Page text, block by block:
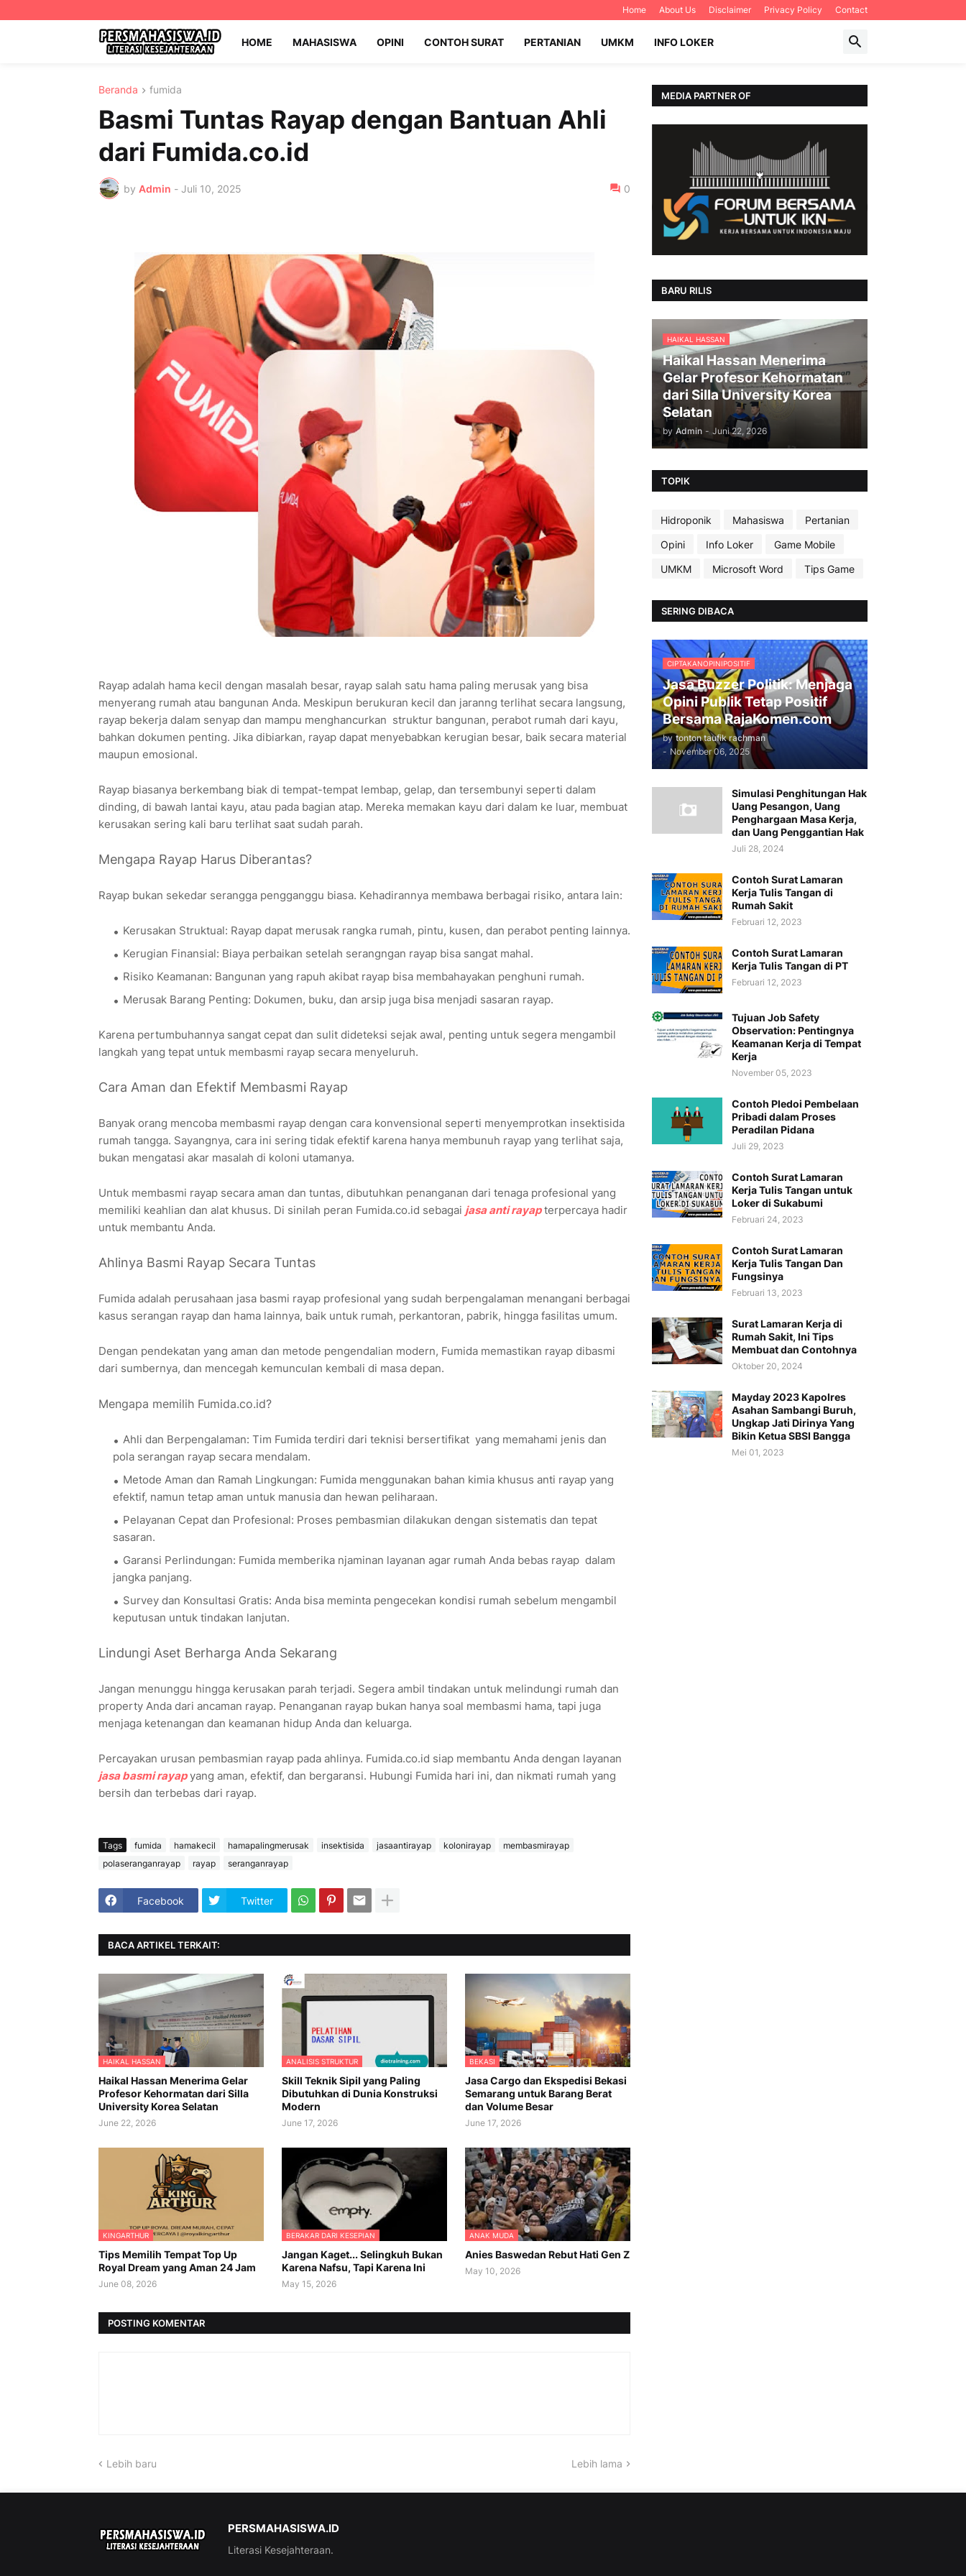
Home About Us Disclaimer Privacy Policy Contact
HOME MAHASISWA OPINI CONTOH SURAT PERTANIAN UMKM INFO LOKER
Beranda fumida
Basmi Tuntas Rayap dengan Bantuan Ahli
dari Fumida.co.id
by Admin - Juli 10, 2025 0
Rayap adalah hama kecil dengan masalah besar, rayap salah satu hama paling merusak yang bisa
menyerang rumah atau bangunan Anda. Meskipun berukuran kecil dan jaranng terlihat secara langsung,
rayap bekerja dalam senyap dan mampu menghancurkan struktur bangunan, perabot rumah dari kayu,
bahkan dokumen penting. Jika dibiarkan, rayap dapat menyebabkan kerugian besar, baik secara material
maupun emosional.
Rayap biasanya berkembang biak di tempat-tempat lembap, gelap, dan tersembunyi seperti dalam
dinding, di bawah lantai kayu, atau pada bagian atap. Mereka memakan kayu dari dalam ke luar, membuat
kerusakan sering kali baru terlihat saat sudah parah.
Mengapa Rayap Harus Diberantas?
Rayap bukan sekedar serangga pengganggu biasa. Kehadirannya membawa berbagai risiko, antara lain:
Kerusakan Struktual: Rayap dapat merusak rangka rumah, pintu, kusen, dan perabot penting lainnya.
Kerugian Finansial: Biaya perbaikan setelah serangngan rayap bisa sangat mahal.
Risiko Keamanan: Bangunan yang rapuh akibat rayap bisa membahayakan penghuni rumah.
Merusak Barang Penting: Dokumen, buku, dan arsip juga bisa menjadi sasaran rayap.
Karena pertumbuhannya sangat cepat dan sulit dideteksi sejak awal, penting untuk segera mengambil
langkah yang tepat untuk membasmi rayap secara menyeluruh.
Cara Aman dan Efektif Membasmi Rayap
Banyak orang mencoba membasmi rayap dengan cara konvensional seperti menyemprotkan insektisida
rumah tangga. Sayangnya, cara ini sering tidak efektif karena hanya membunuh rayap yang terlihat saja,
bukan mengatasi akar masalah di koloni utamanya.
Untuk membasmi rayap secara aman dan tuntas, dibutuhkan penanganan dari tenaga profesional yang
memiliki keahlian dan alat khusus. Di sinilah peran Fumida.co.id sebagai jasa anti rayapterpercaya hadir
untuk membantu Anda.
Ahlinya Basmi Rayap Secara Tuntas
Fumida adalah perusahaan jasa basmi rayap profesional yang sudah berpengalaman menangani berbagai
kasus serangan rayap dan hama lainnya, baik untuk rumah, perkantoran, pabrik, hingga fasilitas umum.
Dengan pendekatan yang aman dan metode pengendalian modern, Fumida memastikan rayap dibasmi
dari sumbernya, dan mencegah kemunculan kembali di masa depan.
Mengapa memilih Fumida.co.id?
Ahli dan Berpengalaman: Tim Fumida terdiri dari teknisi bersertifikat yang memahami jenis dan
pola serangan rayap secara mendalam.
Metode Aman dan Ramah Lingkungan: Fumida menggunakan bahan kimia khusus anti rayap yang
efektif, namun tetap aman untuk manusia dan hewan peliharaan.
Pelayanan Cepat dan Profesional: Proses pembasmian dilakukan dengan sistematis dan tepat
sasaran.
Garansi Perlindungan: Fumida memberika njaminan layanan agar rumah Anda bebas rayap dalam
jangka panjang.
Survey dan Konsultasi Gratis: Anda bisa meminta pengecekan kondisi rumah sebelum mengambil
keputusan untuk tindakan lanjutan.
Lindungi Aset Berharga Anda Sekarang
Jangan menunggu hingga kerusakan parah terjadi. Segera ambil tindakan untuk melindungi rumah dan
property Anda dari ancaman rayap. Penanganan rayap bukan hanya soal membasmi hama, tapi juga
menjaga ketenangan dan keamanan hidup Anda dan keluarga.
Percayakan urusan pembasmian rayap pada ahlinya. Fumida.co.id siap membantu Anda dengan layanan
jasa basmi rayapyang aman, efektif, dan bergaransi. Hubungi Fumida hari ini, dan nikmati rumah yang
bersih dan terbebas dari rayap.
Tags fumida hamakecil hamapalingmerusak insektisida jasaantirayap kolonirayap
membasmirayap
polaseranganrayap
rayap seranganrayap
Facebook Twitter
BACA ARTIKEL TERKAIT:
HAIKAL HASSAN
Haikal Hassan Menerima Gelar
Profesor Kehormatan dari Silla
University Korea Selatan
June 22, 2026
ANALISIS STRUKTUR
Skill Teknik Sipil yang Paling
Dibutuhkan di Dunia Konstruksi
Modern
June 17, 2026
BEKASI
Jasa Cargo dan Ekspedisi Bekasi
Semarang untuk Barang Berat
dan Volume Besar
June 17, 2026
KINGARTHUR
Tips Memilih Tempat Top Up
Royal Dream yang Aman 24 Jam
June 08, 2026
BERAKAR DARI KESEPIAN
Jangan Kaget... Selingkuh Bukan
Karena Nafsu, Tapi Karena Ini
May 15, 2026
ANAK MUDA
Anies Baswedan Rebut Hati Gen Z
May 10, 2026
POSTING KOMENTAR
Lebih baru Lebih lama
MEDIA PARTNER OF
BARU RILIS
HAIKAL HASSAN
Haikal Hassan Menerima
Gelar Profesor Kehormatan
dari Silla University Korea
Selatan
by Admin - Juni 22, 2026
TOPIK
Hidroponik Mahasiswa
Pertanian
Opini
Info Loker
Game Mobile
UMKM
Microsoft Word Tips Game
SERING DIBACA
CIPTAKANOPINIPOSITIF
Jasa Buzzer Politik: Menjaga
Opini Publik Tetap Positif
Bersama RajaKomen.com
by tonton taufik rachman
- November 06, 2025
Simulasi Penghitungan Hak
Uang Pesangon, Uang
Penghargaan Masa Kerja,
dan Uang Penggantian Hak
Juli 28, 2024
Contoh Surat Lamaran
Kerja Tulis Tangan di
Rumah Sakit
Februari 12, 2023
Contoh Surat Lamaran
Kerja Tulis Tangan di PT
Februari 12, 2023
Tujuan Job Safety
Observation: Pentingnya
Keamanan Kerja di Tempat
Kerja
November 05, 2023
Contoh Pledoi Pembelaan
Pribadi dalam Proses
Peradilan Pidana
Juli 29, 2023
Contoh Surat Lamaran
Kerja Tulis Tangan untuk
Loker di Sukabumi
Februari 24, 2023
Contoh Surat Lamaran
Kerja Tulis Tangan Dan
Fungsinya
Februari 13, 2023
Surat Lamaran Kerja di
Rumah Sakit, Ini Tips
Membuat dan Contohnya
Oktober 20, 2024
Mayday 2023 Kapolres
Asahan Sambangi Buruh,
Ungkap Jati Dirinya Yang
Bikin Ketua SBSI Bangga
Mei 01, 2023
PERSMAHASISWA.ID
Literasi Kesejahteraan.